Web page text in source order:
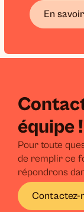
En
équipe !
Pour toute
de remplir ce
répondrons
Contactez-